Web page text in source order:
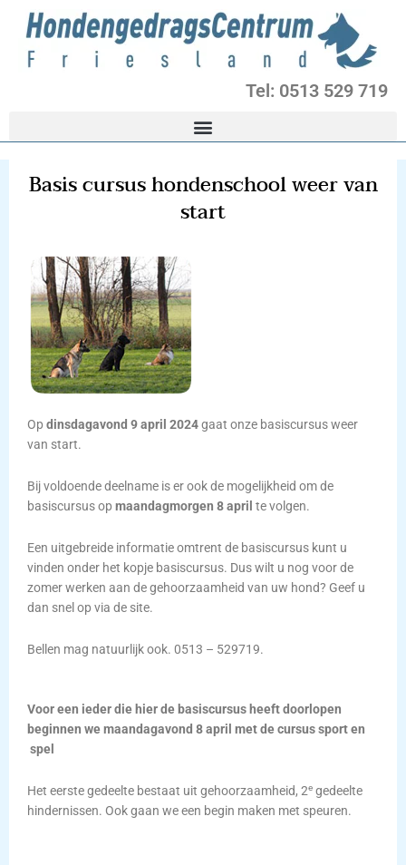
inhoud
Tel: 0513 529 719
Basis cursus hondenschool weer van
start
Op dinsdagavond 9 april 2024gaat onze basiscursus weer
van start.
Bij voldoende deelname is er ook de mogelijkheid om de
basiscursus op maandagmorgen 8 april te volgen.
Een uitgebreide informatie omtrent de basiscursus kunt u
vinden onder het kopje basiscursus. Dus wilt u nog voor de
zomer werken aan de gehoorzaamheid van uw hond? Geef u
dan snel op via de site.
Bellen mag natuurlijk ook. 0513 – 529719.
Voor een ieder die hier de basiscursus heeft doorlopen
beginnen we maandagavond 8 april met de cursus sport en
spel
Het eerste gedeelte bestaat uit gehoorzaamheid, 2e gedeelte
hindernissen. Ook gaan we een begin maken met speuren.